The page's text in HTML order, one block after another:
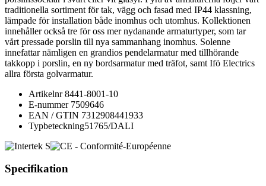
traditionella sortiment för tak, vägg och fasad med IP44 klassning,
lämpade för installation både inomhus och utomhus. Kollektionen
innehåller också tre för oss mer nydanande armaturtyper, som tar
vårt pressade porslin till nya sammanhang inomhus. Solenne
innefattar nämligen en grandios pendelarmatur med tillhörande
takkopp i porslin, en ny bordsarmatur med träfot, samt Ifö Electrics
allra första golvarmatur.
Artikelnr8441-8001-10
E-nummer7509646
EAN / GTIN 7312908441933
Typbeteckning51765/DALI
Specifikation